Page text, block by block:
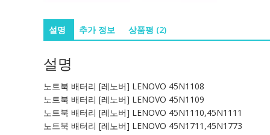
설명 추가 정보 상품평 (2)
설명
노트북 배터리 [레노버] LENOVO 45N1108
노트북 배터리 [레노버] LENOVO 45N1109
노트북 배터리 [레노버] LENOVO 45N1110,45N1111
노트북 배터리 [레노버] LENOVO 45N1711,45N1773